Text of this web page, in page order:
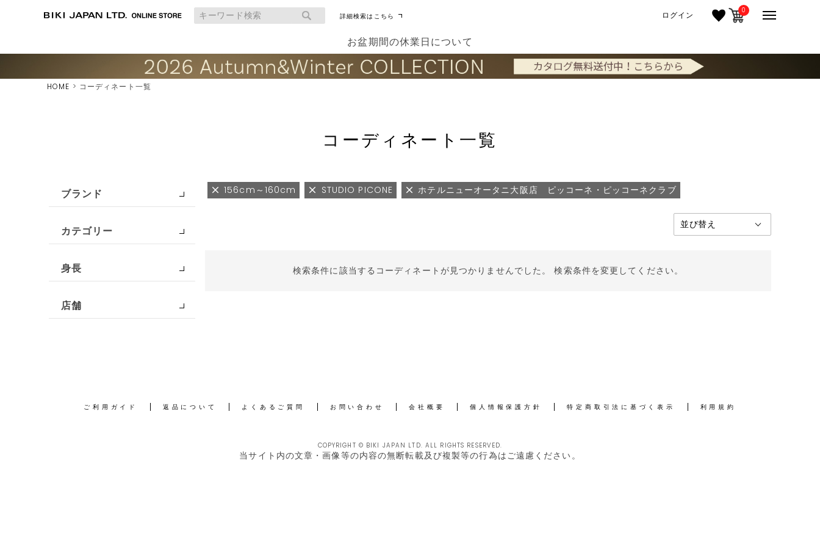
詳細検索はこちら ログイン 0
お盆期間の休業日について
HOME コーディネート一覧
コーディネート一覧
ブランド
カテゴリー
身長
店舗
156cm～160cm STUDIO PICONE ホテルニューオータニ大阪店 ピッコーネ・ピッコーネクラブ
検索条件に該当するコーディネートが見つかりませんでした。 検索条件を変更してください。
ご利用ガイド 返品について よくあるご質問 お問い合わせ 会社概要 個人情報保護方針 特定商取引法に基づく表示 利用規約
COPYRIGHT © BIKI JAPAN LTD. ALL RIGHTS RESERVED.
当サイト内の文章・画像等の内容の無断転載及び複製等の行為はご遠慮ください。